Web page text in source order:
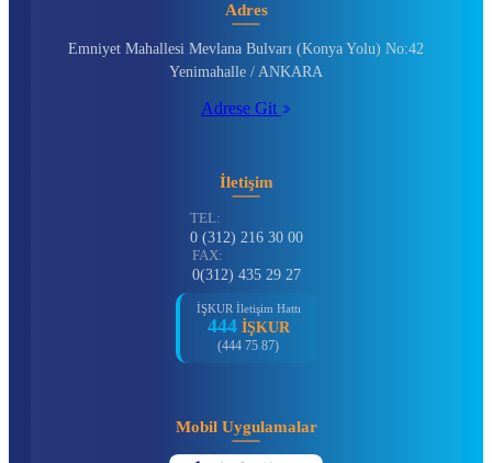
Adres
Emniyet Mahallesi Mevlana Bulvarı (Konya Yolu) No:42
Yenimahalle / ANKARA
Adrese Git
İletişim
TEL:
0 (312) 216 30 00
FAX:
0(312) 435 29 27
İŞKUR İletişim Hattı
444 İŞKUR
(444 75 87)
Mobil Uygulamalar